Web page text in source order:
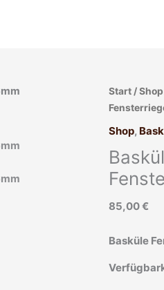
Start /Shop
Shop,
85,00€
Basküle
Basküle
Getriebe
Stangen
alt
Messing
Menge